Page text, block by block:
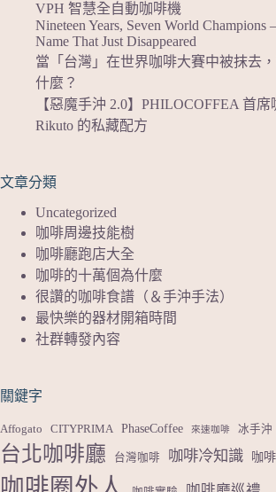
VPH 智慧全自動咖啡機
Nineteen Years, Seven World Champions
Name That Just Disappeared
當「台灣」在世界咖啡大賽中被抹去
什麼？
【惡魔手沖 2.0】PHILOCOFFEA 首席
Rikuto 的私藏配方
文章分類
Uncategorized
咖啡周邊技能樹
咖啡廳跑店大全
咖啡的十萬個為什麼
很讚的咖啡食譜（＆手沖手法）
最快樂的器材開箱時間
社群轉發內容
關鍵字
Affogato CITYPRIMA PhaseCoffee 來速咖啡 冰手沖
台北咖啡廳 台灣咖啡 咖啡冷知識 咖